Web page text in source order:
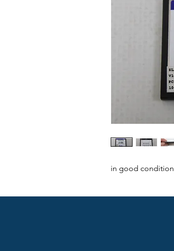
in good condition